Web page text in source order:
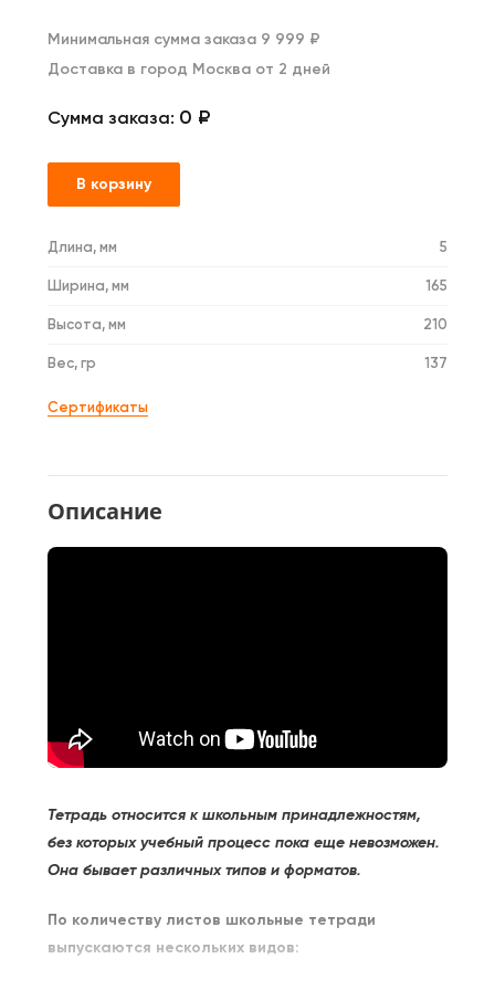
Минимальная сумма заказа 9 999 ₽
Доставка в город Москва от 2 дней
Сумма заказа: 0 ₽
В корзину
Длина, мм 5
Ширина, мм 165
Высота, мм 210
Вес, гр 137
Сертификаты
Описание
Тетрадь относится к школьным принадлежностям,
без которых учебный процесс пока еще невозможен.
Она бывает различных типов и форматов.
По количеству листов школьные тетради
выпускаются нескольких видов: